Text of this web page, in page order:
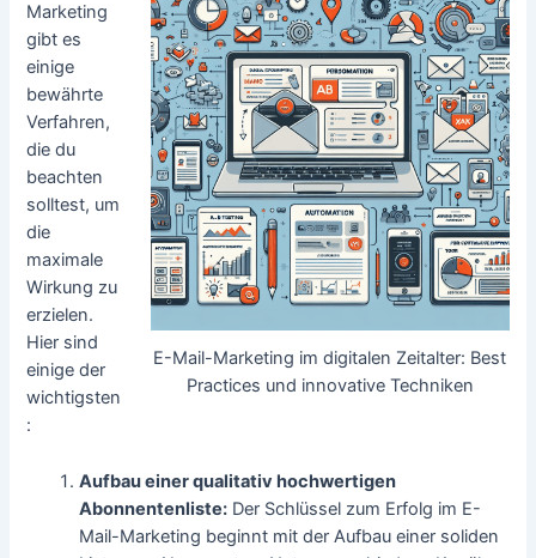
E-Mail-Marketing im digitalen Zeitalter: Best
Practices und innovative Techniken
Marketing
gibt es
einige
bewährte
Verfahren,
die du
beachten
solltest, um
die
maximale
Wirkung zu
erzielen.
Hier sind
einige der
wichtigsten
:
Aufbau einer qualitativ hochwertigen
Abonnentenliste: Der Schlüssel zum Erfolg im E-
Mail-Marketing beginnt mit der Aufbau einer soliden